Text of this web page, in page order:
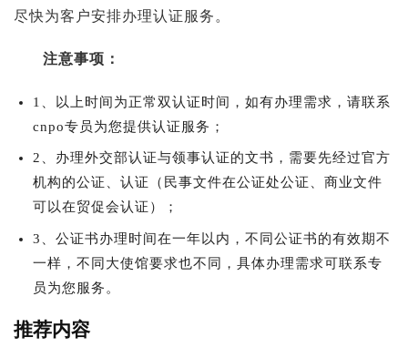
尽快为客户安排办理认证服务。
注意事项：
1、以上时间为正常双认证时间，如有办理需求，请联系
cnpo专员为您提供认证服务；
2、办理外交部认证与领事认证的文书，需要先经过官方
机构的公证、认证（民事文件在公证处公证、商业文件
可以在贸促会认证）；
3、公证书办理时间在一年以内，不同公证书的有效期不
一样，不同大使馆要求也不同，具体办理需求可联系专
员为您服务。
推荐内容